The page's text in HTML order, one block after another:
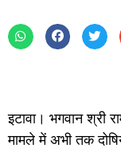
इटावा। भगवान श्री
मामले में अभी तक